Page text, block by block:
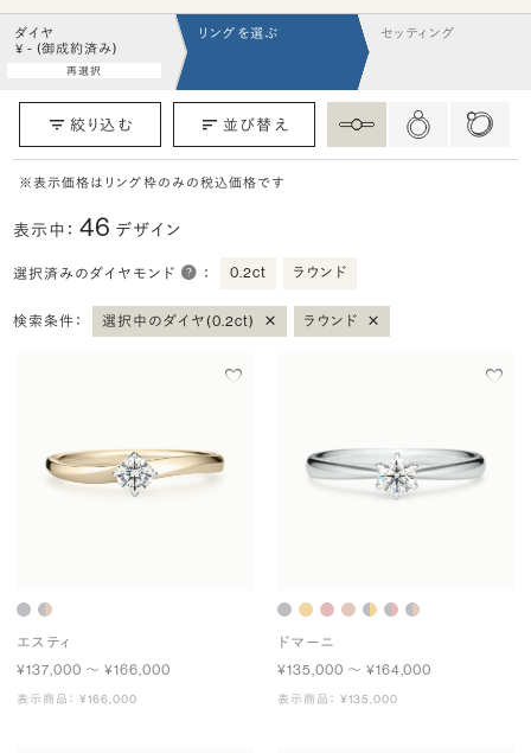
ダイヤ
¥ - (御成約済み)
再選択
リングを選ぶ セッティング
絞り込む 並び替え
※表示価格はリング枠のみの税込価格です
表示中：46 デザイン
選択済みのダイヤモンド ： 0.2ct ラウンド
検索条件： 選択中のダイヤ(0.2ct) × ラウンド ×
エスティ
¥137,000 〜 ¥166,000
表示商品： ¥166,000
ドマーニ
¥135,000 〜 ¥164,000
表示商品： ¥135,000